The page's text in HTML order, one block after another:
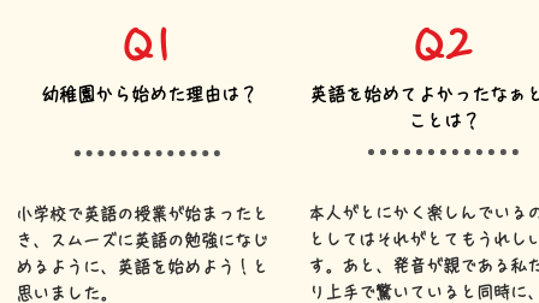
Q1
​幼稚園から始めた理由は？
小学校で英語の授業が始まったと
き、スムーズに英語の勉強になじ
めるように、英語を始めよう！と
思いました。
Q2
英語を始めてよかったなぁ
ことは？
本人がとにかく楽しんでいる
としてはそれがとてもうれし
す。あと、発音が親である私
り上手で驚いていると同時に